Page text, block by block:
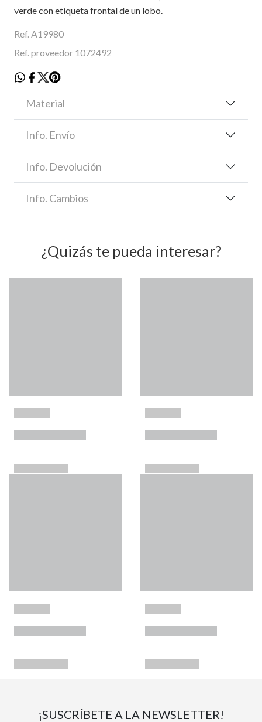
verde con etiqueta frontal de un lobo.
Ref. A19980
Ref. proveedor 1072492
Material
Info. Envío
Info. Devolución
Info. Cambios
¿Quizás te pueda interesar?
¡SUSCRÍBETE A LA NEWSLETTER!